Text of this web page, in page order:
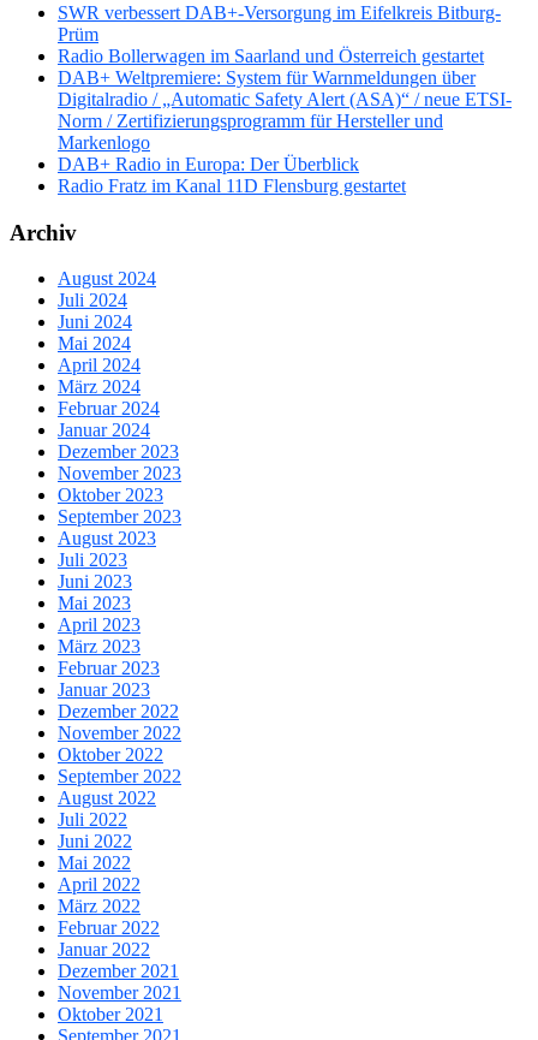
SWR verbessert DAB+-Versorgung im Eifelkreis Bitburg-
Prüm
Radio Bollerwagen im Saarland und Österreich gestartet
DAB+ Weltpremiere: System für Warnmeldungen über
Digitalradio / „Automatic Safety Alert (ASA)“ / neue ETSI-
Norm / Zertifizierungsprogramm für Hersteller und
Markenlogo
DAB+ Radio in Europa: Der Überblick
Radio Fratz im Kanal 11D Flensburg gestartet
Archiv
August 2024
Juli 2024
Juni 2024
Mai 2024
April 2024
März 2024
Februar 2024
Januar 2024
Dezember 2023
November 2023
Oktober 2023
September 2023
August 2023
Juli 2023
Juni 2023
Mai 2023
April 2023
März 2023
Februar 2023
Januar 2023
Dezember 2022
November 2022
Oktober 2022
September 2022
August 2022
Juli 2022
Juni 2022
Mai 2022
April 2022
März 2022
Februar 2022
Januar 2022
Dezember 2021
November 2021
Oktober 2021